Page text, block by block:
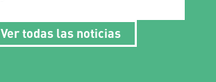
Ver todas las noticias